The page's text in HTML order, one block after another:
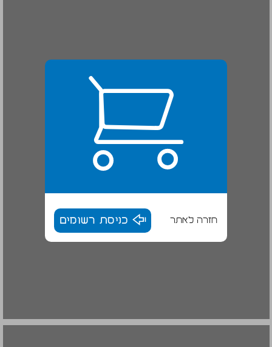
חזרה לאתר כניסת רשומים